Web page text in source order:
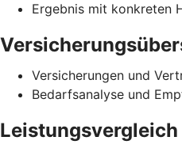
Ergebnis mit konkreten
Versicherungen und
Bedarfsanalyse und
Leistungsvergleich